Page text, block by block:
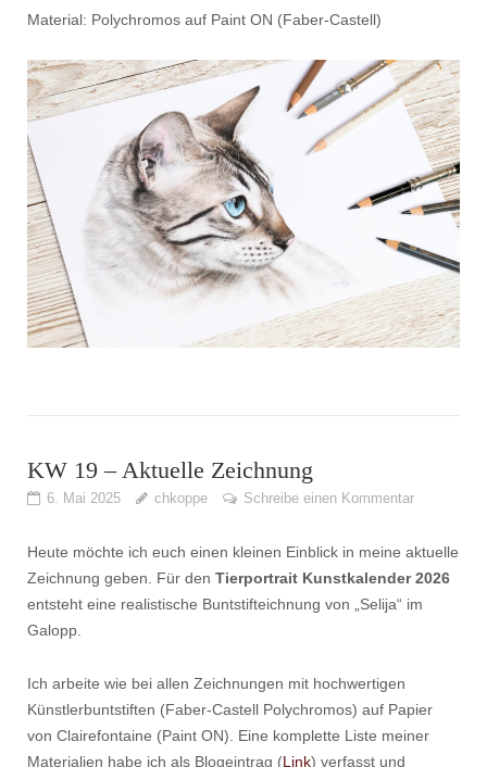
Material: Polychromos auf Paint ON (Faber-Castell)
KW 19 – Aktuelle Zeichnung
6. Mai 2025 chkoppe Schreibe einen Kommentar
Heute möchte ich euch einen kleinen Einblick in meine aktuelle
Zeichnung geben. Für den Tierportrait Kunstkalender 2026
entsteht eine realistische Buntstifteichnung von „Selija“ im
Galopp.
Ich arbeite wie bei allen Zeichnungen mit hochwertigen
Künstlerbuntstiften (Faber-Castell Polychromos) auf Papier
von Clairefontaine (Paint ON). Eine komplette Liste meiner
Materialien habe ich als Blogeintrag (Link) verfasst und